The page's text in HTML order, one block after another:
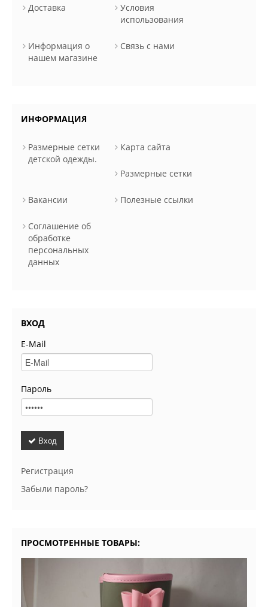
Доставка
Условия
использования
Информация о
нашем магазине
Связь с нами
ИНФОРМАЦИЯ
Размерные сетки
детской одежды.
Карта сайта
Размерные сетки
Вакансии Полезные ссылки
Соглашение об
обработке
персональных
данных
ВХОД
E-Mail
Пароль
Вход
Регистрация
Забыли пароль?
ПРОСМОТРЕННЫЕ ТОВАРЫ: